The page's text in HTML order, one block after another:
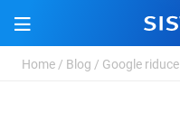
Home / Blog / Google